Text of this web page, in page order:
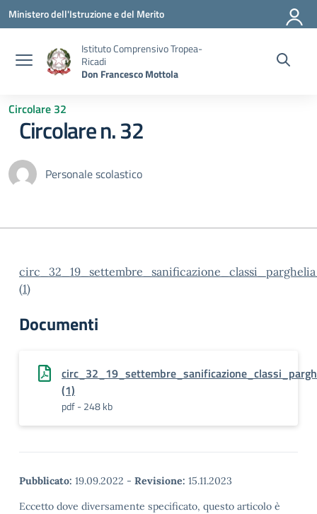
Vai ai contenuti
Vai al menu di navigazione
Vai al footer
Ministero dell'Istruzione e del Merito
Istituto Comprensivo Tropea-
Ricadi
Don Francesco Mottola
Circolare 32
Circolare n. 32
Personale scolastico
(1)
Documenti
(1)
pdf - 248 kb
Pubblicato: 19.09.2022 - Revisione: 15.11.2023
Eccetto dove diversamente specificato, questo articolo è